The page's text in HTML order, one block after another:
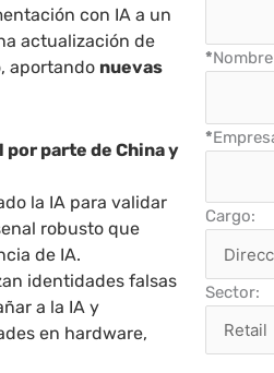
con IA a un
actualización de
aportando nuevas
por parte de China y
la IA para validar
robusto que
de IA.
identidades falsas
a la IA y
en hardware,
*
*
Cargo:
Sector: